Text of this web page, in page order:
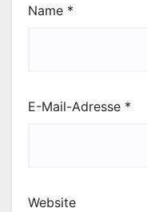
Name *
E-Mail-Adresse *
Website